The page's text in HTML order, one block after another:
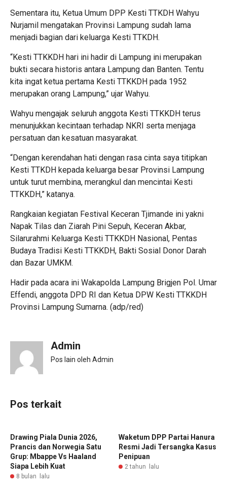
Sementara itu, Ketua Umum DPP Kesti TTKDH Wahyu
Nurjamil mengatakan Provinsi Lampung sudah lama
menjadi bagian dari keluarga Kesti TTKDH.
“Kesti TTKKDH hari ini hadir di Lampung ini merupakan
bukti secara historis antara Lampung dan Banten. Tentu
kita ingat ketua pertama Kesti TTKKDH pada 1952
merupakan orang Lampung,” ujar Wahyu.
Wahyu mengajak seluruh anggota Kesti TTKKDH terus
menunjukkan kecintaan terhadap NKRI serta menjaga
persatuan dan kesatuan masyarakat.
“Dengan kerendahan hati dengan rasa cinta saya titipkan
Kesti TTKDH kepada keluarga besar Provinsi Lampung
untuk turut membina, merangkul dan mencintai Kesti
TTKKDH,” katanya.
Rangkaian kegiatan Festival Keceran Tjimande ini yakni
Napak Tilas dan Ziarah Pini Sepuh, Keceran Akbar,
Silarurahmi Keluarga Kesti TTKKDH Nasional, Pentas
Budaya Tradisi Kesti TTKKDH, Bakti Sosial Donor Darah
dan Bazar UMKM.
Hadir pada acara ini Wakapolda Lampung Brigjen Pol. Umar
Effendi, anggota DPD RI dan Ketua DPW Kesti TTKKDH
Provinsi Lampung Sumarna. (adp/red)
Admin
Pos lain oleh Admin
Pos terkait
‎Drawing Piala Dunia 2026,
Prancis dan Norwegia Satu
Grup: Mbappe Vs Haaland
Siapa Lebih Kuat
8 bulan lalu
Waketum DPP Partai Hanura
Resmi Jadi Tersangka Kasus
Penipuan
2 tahun lalu